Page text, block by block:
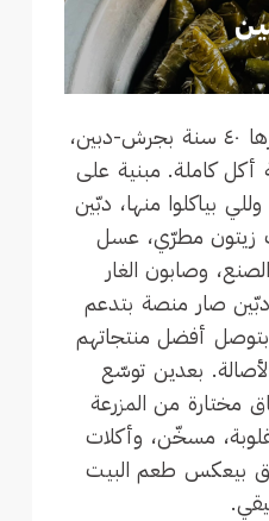
بلّش كمزرعة عائلية عمرها ٤٠ سنة بجرش-دبين،
٢٠٢٠ لحركة أكل كاملة. مبنية على
بياكلوا منها، دبّين
زيتون مطرّي، عسل
وصابون الغار
صار منصة بتدعم
وبتوصل أفضل منتجاتهم
بعدين توسّع
مختارة من المزرعة
مسخّن، وأكلات
بيعكس طعم البيت